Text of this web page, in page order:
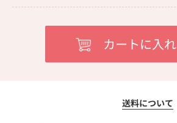
送料について